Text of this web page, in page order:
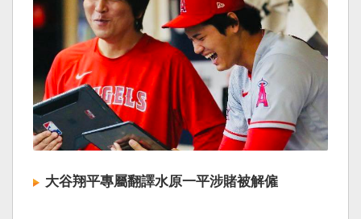
大谷翔平專屬翻譯水原一平涉賭被解僱